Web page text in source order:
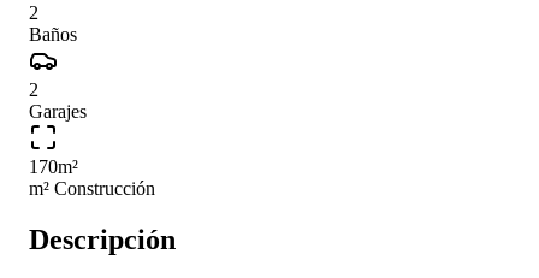
2
Baños
2
Garajes
170m²
m² Construcción
Descripción